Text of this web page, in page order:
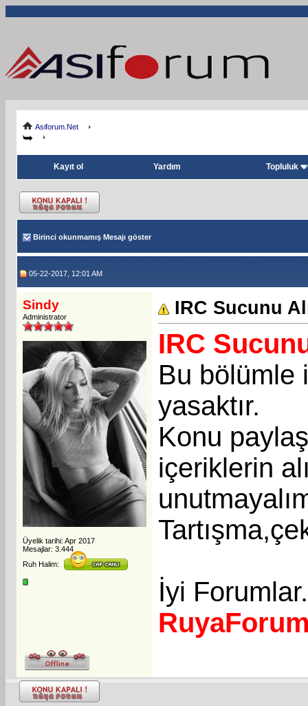
Asiforum.Net
Kayıt ol Yardım Topluluk
Birinci okunmamış Mesajı göster
05-22-2017, 12:01 AM
Sindy
Administrator
Üyelik tarihi: Apr 2017
Mesajlar: 3.444
Ruh Halim:
IRC Sucunu
IRC
Bu bölümle
yasaktır.
Konu
içeriklerin
İyi Forumlar.